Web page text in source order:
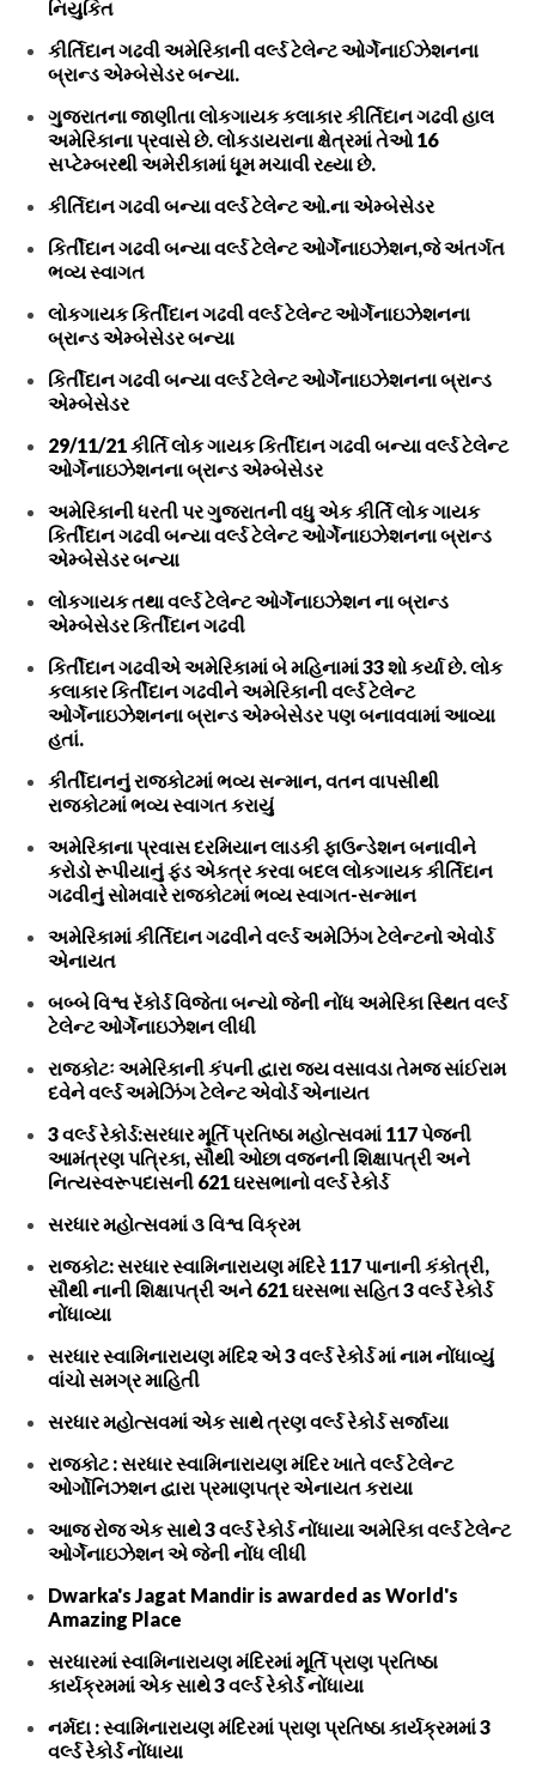
નિયુકિત
કીર્તિદાન ગઢવી અમેરિકાની વર્લ્ડ ટેલેન્ટ ઓર્ગેનાઈઝેશનના
બ્રાન્ડ એમ્બેસેડર બન્યા.
ગુજરાતના જાણીતા લોકગાયક કલાકાર કીર્તિદાન ગઢવી હાલ
અમેરિકાના પ્રવાસે છે. લોકડાયરાના ક્ષેત્રમાં તેઓ 16
સપ્ટેમ્બરથી અમેરીકામાં ધૂમ મચાવી રહ્યા છે.
કીર્તિદાન ગઢવી બન્યા વર્લ્ડ ટેલેન્ટ ઓ.ના એમ્બેસેડર
કિર્તીદાન ગઢવી બન્યા વર્લ્ડ ટેલેન્ટ ઓર્ગેનાઇઝેશન,જે અંતર્ગત
ભવ્ય સ્વાગત
લોકગાયક કિર્તીદાન ગઢવી વર્લ્ડ ટેલેન્ટ ઓર્ગેનાઇઝેશનના
બ્રાન્ડ એમ્બેસેડર બન્યા
કિર્તીદાન ગઢવી બન્યા વર્લ્ડ ટેલેન્ટ ઓર્ગેનાઇઝેશનના બ્રાન્ડ
એમ્બેસેડર
29/11/21 કીર્તિ લોક ગાયક કિર્તીદાન ગઢવી બન્યા વર્લ્ડ ટેલેન્ટ
ઓર્ગેનાઇઝેશનના બ્રાન્ડ એમ્બેસેડર
અમેરિકાની ધરતી પર ગુજરાતની વધુ એક કીર્તિ લોક ગાયક
કિર્તીદાન ગઢવી બન્યા વર્લ્ડ ટેલેન્ટ ઓર્ગેનાઇઝેશનના બ્રાન્ડ
એમ્બેસેડર બન્યા
લોકગાયક તથા વર્લ્ડ ટેલેન્ટ ઓર્ગેનાઇઝેશન ના બ્રાન્ડ
એમ્બેસેડર કિર્તીદાન ગઢવી
કિર્તીદાન ગઢવીએ અમેરિકામાં બે મહિનામાં 33 શો કર્યા છે. લોક
કલાકાર કિર્તીદાન ગઢવીને અમેરિકાની વર્લ્ડ ટેલેન્ટ
ઓર્ગેનાઇઝેશનના બ્રાન્ડ એમ્બેસેડર પણ બનાવવામાં આવ્યા
હતાં.
કીર્તીદાનનું રાજકોટમાં ભવ્ય સન્માન, વતન વાપસીથી
રાજકોટમાં ભવ્ય સ્વાગત કરાયું
અમેરિકાના પ્રવાસ દરમિયાન લાડકી ફાઉન્ડેશન બનાવીને
કરોડો રૂપીયાનું ફંડ એકત્ર કરવા બદલ લોકગાયક કીર્તિદાન
ગઢવીનું સોમવારે રાજકોટમાં ભવ્ય સ્વાગત-સન્માન
અમેરિકામાં કીર્તિદાન ગઢવીને વર્લ્ડ અમેઝિંગ ટેલેન્ટનો એવોર્ડ
એનાયત
બબ્બે વિશ્વ રૅકોર્ડ વિજેતા બન્યો જેની નોંધ અમેરિકા સ્થિત વર્લ્ડ
ટેલેન્ટ ઓર્ગેનાઇઝેશન લીધી
રાજકોટઃ અમેરિકાની કંપની દ્વારા જય વસાવડા તેમજ સાંઈરામ
દવેને વર્લ્ડ અમેઝિંગ ટેલેન્ટ એવોર્ડ એનાયત
3 વર્લ્ડ રેકોર્ડ:સરધાર મૂર્તિ પ્રતિષ્ઠા મહોત્સવમાં 117 પેજની
આમંત્રણ પત્રિકા, સૌથી ઓછા વજનની શિક્ષાપત્રી અને
નિત્યસ્વરૂપદાસની 621 ઘરસભાનો વર્લ્ડ રેકોર્ડ
સરધાર મહોત્સવમાં ૩ વિશ્વ વિક્રમ
રાજકોટ: સરધાર સ્વામિનારાયણ મંદિરે 117 પાનાની કંકોત્રી,
સૌથી નાની શિક્ષાપત્રી અને 621 ઘરસભા સહિત 3 વર્લ્ડ રેકોર્ડ
નોંધાવ્યા
સરધાર સ્વામિનારાયણ મંદિ૨ એ 3 વર્લ્ડ રેકોર્ડ માં નામ નોંધાવ્યું
વાંચો સમગ્ર માહિતી
સરધાર મહોત્સવમાં એક સાથે ત્રણ વર્લ્ડ રેકોર્ડ સર્જાયા
રાજકોટ : સરધાર સ્વામિનારાયણ મંદિર ખાતે વર્લ્ડ ટેલેન્ટ
ઓર્ગોનિઝશન દ્વારા પ્રમાણપત્ર એનાયત કરાયા
આજ રોજ એક સાથે 3 વર્લ્ડ રેકોર્ડ નોંધાયા અમેરિકા વર્લ્ડ ટેલેન્ટ
ઓર્ગેનાઇઝેશન એ જેની નોંધ લીધી
Dwarka's Jagat Mandir is awarded as World's
Amazing Place
સરધારમાં સ્વામિનારાયણ મંદિરમાં મૂર્તિ પ્રાણ પ્રતિષ્ઠા
કાર્યક્રમમાં એક સાથે 3 વર્લ્ડ રેકોર્ડ નોંધાયા
નર્મદા : સ્વામિનારાયણ મંદિરમાં પ્રાણ પ્રતિષ્ઠા કાર્યક્રમમાં 3
વર્લ્ડ રેકોર્ડ નોંધાયા